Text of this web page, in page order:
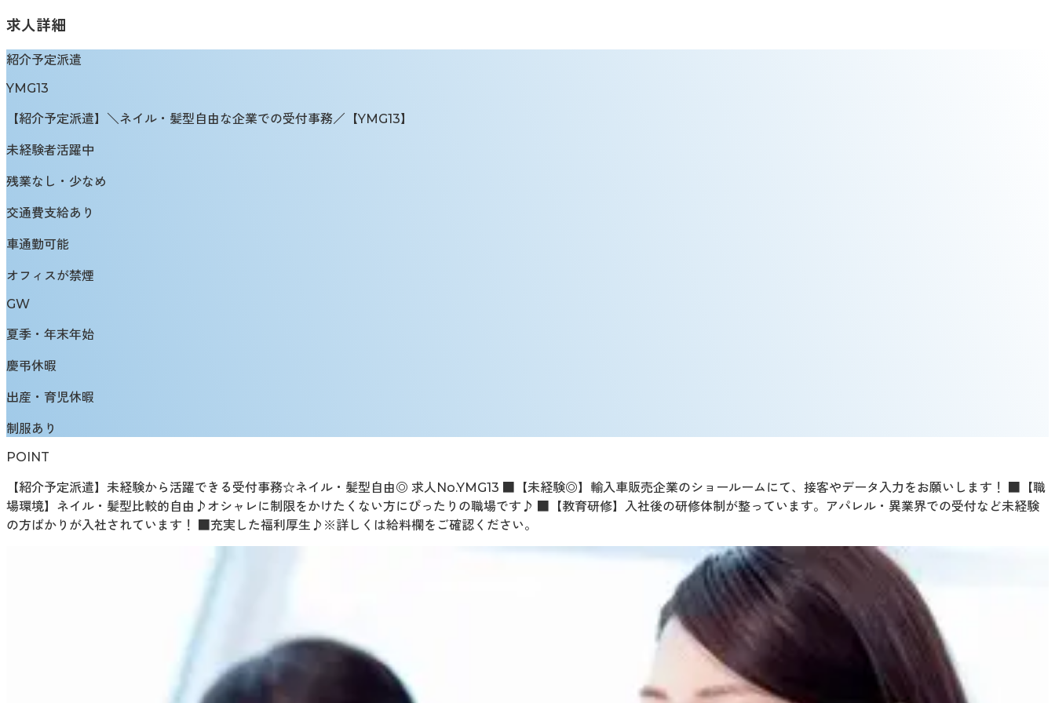
求人詳細
紹介予定派遣
YMG13
【紹介予定派遣】＼ネイル・髪型自由な企業での受付事務／【YMG13】
未経験者活躍中
残業なし・少なめ
交通費支給あり
車通勤可能
オフィスが禁煙
GW
夏季・年末年始
慶弔休暇
出産・育児休暇
制服あり
POINT
【紹介予定派遣】未経験から活躍できる受付事務☆ネイル・髪型自由◎ 求人No.YMG13 ■【未経験◎】輸入車販売企業のショールームにて、接客やデータ入力をお願いします！ ■【職
場環境】ネイル・髪型比較的自由♪オシャレに制限をかけたくない方にぴったりの職場です♪ ■【教育研修】入社後の研修体制が整っています。アパレル・異業界での受付など未経験
の方ばかりが入社されています！ ■充実した福利厚生♪※詳しくは給料欄をご確認ください。